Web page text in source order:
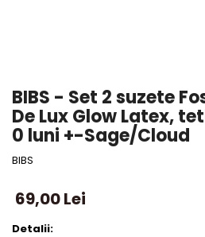
BIBS - Set 2 suzete
De Lux Glow Latex,
0 luni +-Sage/Cloud
BIBS
69,00 Lei
Detalii: